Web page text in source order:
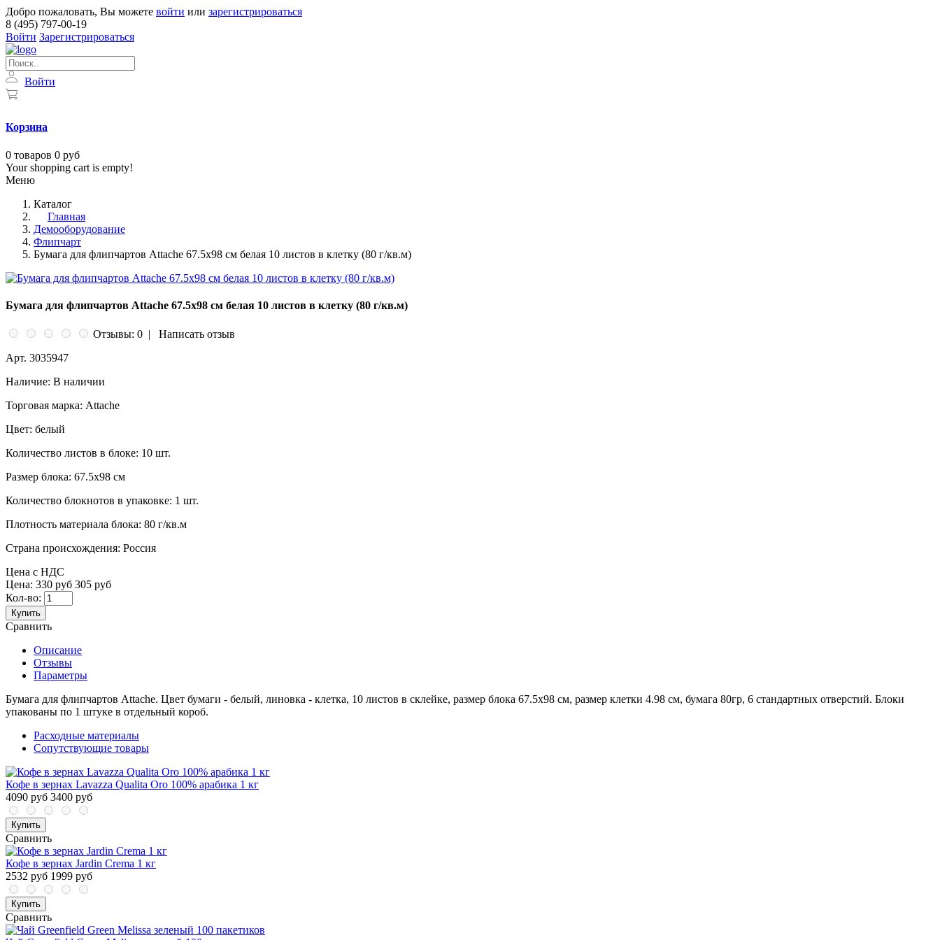
Добро пожаловать, Вы можете войти или зарегистрироваться
8 (495) 797-00-19
Войти Зарегистрироваться
Войти
Корзина
0 товаров 0 руб
Your shopping cart is empty!
Меню
Каталог
Главная
Демооборудование
Флипчарт
Бумага для флипчартов Attache 67.5х98 см белая 10 листов в клетку (80 г/кв.м)
Бумага для флипчартов Attache 67.5х98 см белая 10 листов в клетку (80 г/кв.м)
Отзывы: 0 |
Написать отзыв
Арт. 3035947
Наличие: В наличии
Торговая марка: Attache
Цвет: белый
Количество листов в блоке: 10 шт.
Размер блока: 67.5x98 см
Количество блокнотов в упаковке: 1 шт.
Плотность материала блока: 80 г/кв.м
Страна происхождения: Россия
Цена с НДС
Цена: 330 руб 305 руб
Кол-во:
Купить
Сравнить
Описание
Отзывы
Параметры
Бумага для флипчартов Attache. Цвет бумаги - белый, линовка - клетка, 10 листов в склейке, размер блока 67.5x98 см, размер клетки 4.98 см, бумага 80гр, 6 стандартных отверстий. Блоки
упакованы по 1 штуке в отдельный короб.
Расходные материалы
Сопутствующие товары
Кофе в зернах Lavazza Qualita Oro 100% арабика 1 кг
4090 руб 3400 руб
Купить
Сравнить
Кофе в зернах Jardin Crema 1 кг
2532 руб 1999 руб
Купить
Сравнить